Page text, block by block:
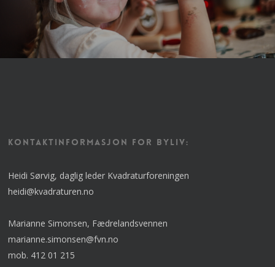
KONTAKTINFORMASJON FOR BYLIV:
Heidi Sørvig, daglig leder Kvadraturforeningen
heidi@kvadraturen.no
Marianne Simonsen, Fædrelandsvennen
marianne.simonsen@fvn.no
mob. 412 01 215